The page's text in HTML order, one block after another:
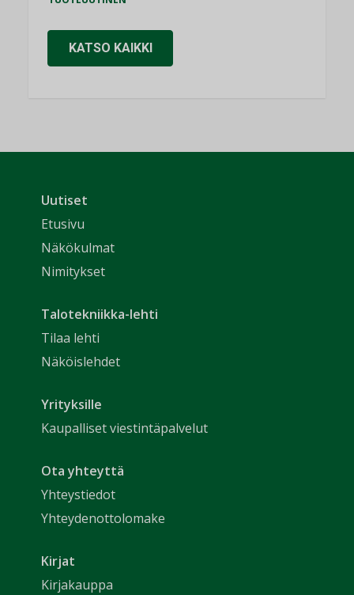
KATSO KAIKKI
Uutiset
Etusivu
Näkökulmat
Nimitykset
Talotekniikka-lehti
Tilaa lehti
Näköislehdet
Yrityksille
Kaupalliset viestintäpalvelut
Ota yhteyttä
Yhteystiedot
Yhteydenottolomake
Kirjat
Kirjakauppa